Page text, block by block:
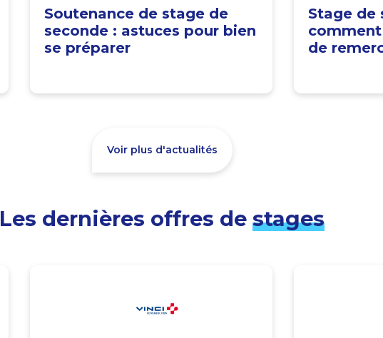
Soutenance de stage de
seconde : astuces pour bien
se préparer
Stage de
de
Voir plus d'actualités
Les dernières offres de stages